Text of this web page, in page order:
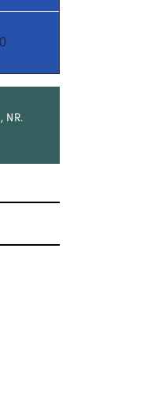
NR.